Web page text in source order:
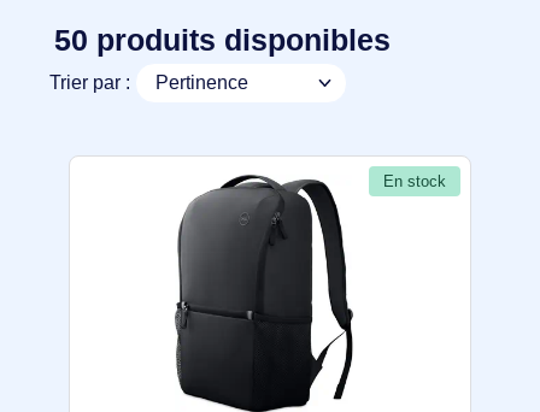
50 produits disponibles
Trier par :
En stock